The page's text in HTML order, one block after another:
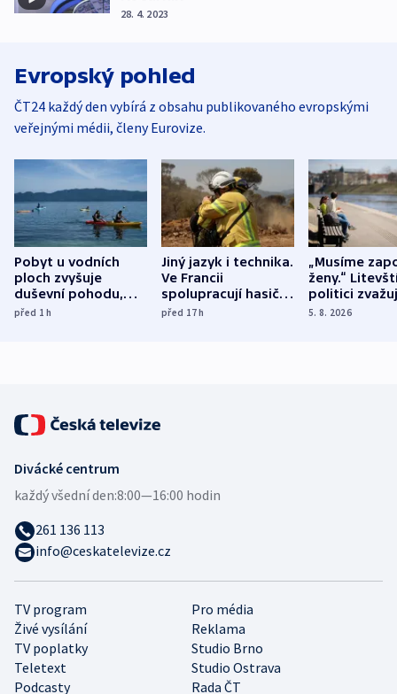
28. 4. 2023
Evropský pohled
ČT24 každý den vybírá z obsahu publikovaného evropskými
veřejnými médii, členy Eurovize.
Pobyt u vodních
ploch zvyšuje
duševní pohodu,
ukázala
před 1h
Jiný jazyk i technika.
Ve Francii
spolupracují hasiči z
různých zemí
před 17h
„Musíme
ženy.“
politici
dohodu o
5. 8. 2026
TV program
Pro média
Živé vysílání
Reklama
TV poplatky
Studio Brno
Teletext
Studio Ostrava
Podcasty
Rada ČT
Divácké centrum
každý všední den:8:00—16:00 hodin
261 136 113
info@ceskatelevize.cz